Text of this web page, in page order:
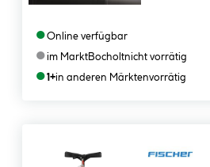
●Online verfügbar
●im MarktBocholtnicht vorrätig
●1+in anderen Märktenvorrätig